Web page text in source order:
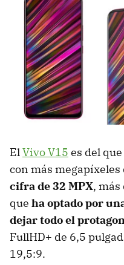
ElVivo V15 es del
con más megapíxeles
cifra de 32 MPX,
que ha optado por
dejar todo el
FullHD+ de 6,5
19,5:9.